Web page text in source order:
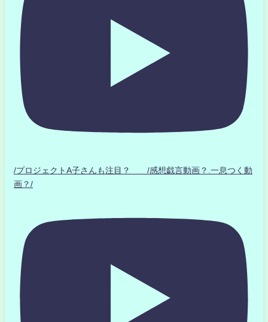
/プロジェクトA子さんも注目？ /感想戯言動画？.一息つく動
画？/